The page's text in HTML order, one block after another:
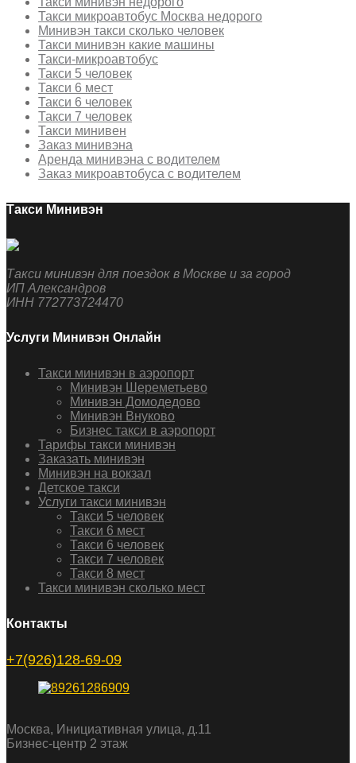
Такси микроавтобус Москва недорого
Минивэн такси сколько человек
Такси минивэн какие машины
Такси-микроавтобус
Такси 5 человек
Такси 6 мест
Такси 6 человек
Такси 7 человек
Такси минивен
Заказ минивэна
Аренда минивэна с водителем
Заказ микроавтобуса с водителем
Такси Минивэн
Такси минивэн для поездок в Москве и за город
ИП Александров
ИНН 772773724470
Услуги Минивэн Онлайн
Такси минивэн в аэропорт
Минивэн Шереметьево
Минивэн Домодедово
Минивэн Внуково
Бизнес такси в аэропорт
Тарифы такси минивэн
Заказать минивэн
Минивэн на вокзал
Детское такси
Услуги такси минивэн
Такси 5 человек
Такси 6 мест
Такси 6 человек
Такси 7 человек
Такси 8 мест
Такси минивэн сколько мест
Контакты
+7(926)128-69-09
Москва, Инициативная улица, д.11
Бизнес-центр 2 этаж